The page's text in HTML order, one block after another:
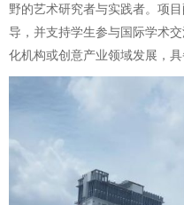
野的艺术研究者与实践者。项
导，并支持学生参与国际学术
化机构或创意产业领域发展，具